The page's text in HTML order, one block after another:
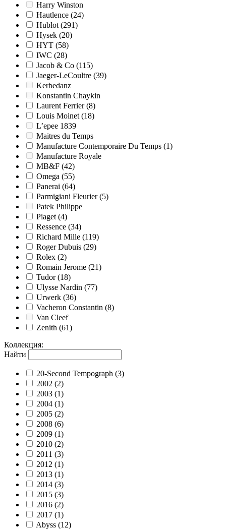
Harry Winston
Hautlence (24)
Hublot (291)
Hysek (20)
HYT (58)
IWC (28)
Jacob & Co (115)
Jaeger-LeCoultre (39)
Kerbedanz
Konstantin Chaykin
Laurent Ferrier (8)
Louis Moinet (18)
L’epee 1839
Maitres du Temps
Manufacture Contemporaire Du Temps (1)
Manufacture Royale
MB&F (42)
Omega (55)
Panerai (64)
Parmigiani Fleurier (5)
Patek Philippe
Piaget (4)
Ressence (34)
Richard Mille (119)
Roger Dubuis (29)
Rolex (2)
Romain Jerome (21)
Tudor (18)
Ulysse Nardin (77)
Urwerk (36)
Vacheron Constantin (8)
Van Cleef
Zenith (61)
Коллекция:
Найти
20-Second Tempograph (3)
2002 (2)
2003 (1)
2004 (1)
2005 (2)
2008 (6)
2009 (1)
2010 (2)
2011 (3)
2012 (1)
2013 (1)
2014 (3)
2015 (3)
2016 (2)
2017 (1)
Abyss (12)